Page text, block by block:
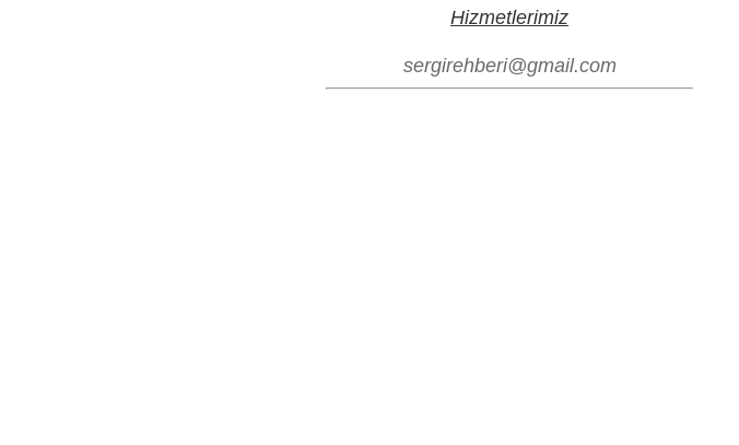
Hizmetlerimiz
sergirehberi@gmail.com